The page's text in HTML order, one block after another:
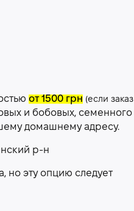
от 1500 грн (если заказ
и бобовых, семенного
домашнему адресу.
р-н
но эту опцию следует